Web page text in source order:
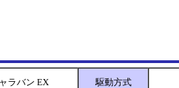
ラバン EX 駆動方式